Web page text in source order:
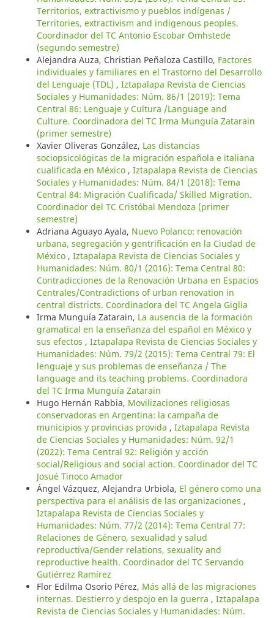
Territorios, extractivismo y pueblos indígenas /
Territories, extractivism and indigenous peoples.
Coordinador del TC Antonio Escobar Omhstede
(segundo semestre)
Alejandra Auza, Christian Peñaloza Castillo, Factores
individuales y familiares en el Trastorno del Desarrollo
del Lenguaje (TDL) , Iztapalapa Revista de Ciencias
Sociales y Humanidades: Núm. 86/1 (2019): Tema
Central 86: Lenguaje y Cultura /Language and
Culture. Coordinadora del TC Irma Munguía Zatarain
(primer semestre)
Xavier Oliveras González, Las distancias
sociopsicológicas de la migración española e italiana
cualificada en México , Iztapalapa Revista de Ciencias
Sociales y Humanidades: Núm. 84/1 (2018): Tema
Central 84: Migración Cualificada/ Skilled Migration.
Coordinador del TC Cristóbal Mendoza (primer
semestre)
Adriana Aguayo Ayala, Nuevo Polanco: renovación
urbana, segregación y gentrificación en la Ciudad de
México , Iztapalapa Revista de Ciencias Sociales y
Humanidades: Núm. 80/1 (2016): Tema Central 80:
Contradicciones de la Renovación Urbana en Espacios
Centrales/Contradictions of urban renovation in
central districts. Coordinadora del TC Angela Giglia
Irma Munguía Zatarain, La ausencia de la formación
gramatical en la enseñanza del español en México y
sus efectos , Iztapalapa Revista de Ciencias Sociales y
Humanidades: Núm. 79/2 (2015): Tema Central 79: El
lenguaje y sus problemas de enseñanza / The
language and its teaching problems. Coordinadora
del TC Irma Munguía Zatarain
Hugo Hernán Rabbia, Movilizaciones religiosas
conservadoras en Argentina: la campaña de
municipios y provincias provida , Iztapalapa Revista
de Ciencias Sociales y Humanidades: Núm. 92/1
(2022): Tema Central 92: Religión y acción
social/Religious and social action. Coordinador del TC
Josué Tinoco Amador
Ángel Vázquez, Alejandra Urbiola, El género como una
perspectiva para el análisis de las organizaciones ,
Iztapalapa Revista de Ciencias Sociales y
Humanidades: Núm. 77/2 (2014): Tema Central 77:
Relaciones de Género, sexualidad y salud
reproductiva/Gender relations, sexuality and
reproductive health. Coordinador del TC Servando
Gutiérrez Ramírez
Flor Edilma Osorio Pérez, Más allá de las migraciones
internas. Destierro y despojo en la guerra , Iztapalapa
Revista de Ciencias Sociales y Humanidades: Núm.